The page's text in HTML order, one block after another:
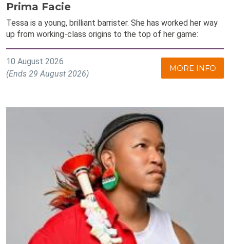
Prima Facie
Tessa is a young, brilliant barrister. She has worked her way
up from working-class origins to the top of her game:
10 August 2026
(Ends 29 August 2026)
MORE INFO